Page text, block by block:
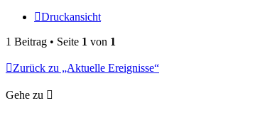
Druckansicht
1 Beitrag • Seite 1 von 1
Zurück zu „Aktuelle Ereignisse“
Gehe zu